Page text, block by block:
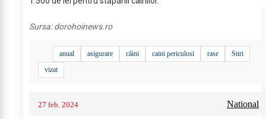
Sursa:dorohoinews.ro
anual asigurare câini caini periculosi rase
Stiri
vizat
27 feb. 2024 National